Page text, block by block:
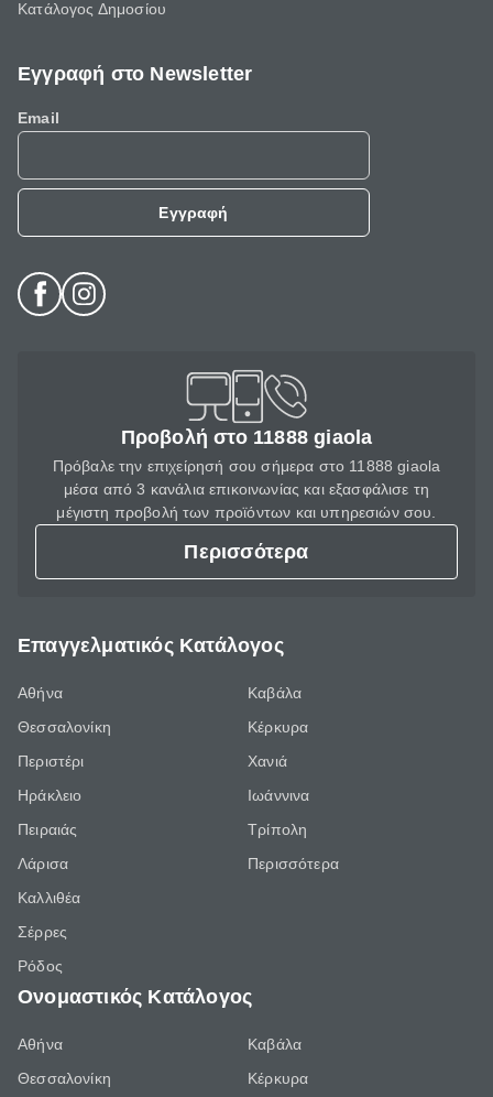
Κατάλογος Δημοσίου
Εγγραφή στο Newsletter
Email
Εγγραφή
Προβολή στο 11888 giaola
Πρόβαλε την επιχείρησή σου σήμερα στο 11888 giaola
μέσα από 3 κανάλια επικοινωνίας και εξασφάλισε τη
μέγιστη προβολή των προϊόντων και υπηρεσιών σου.
Περισσότερα
Επαγγελματικός Κατάλογος
Αθήνα
Θεσσαλονίκη
Περιστέρι
Ηράκλειο
Πειραιάς
Λάρισα
Καλλιθέα
Σέρρες
Ρόδος
Καβάλα
Κέρκυρα
Χανιά
Ιωάννινα
Τρίπολη
Περισσότερα
Ονομαστικός Κατάλογος
Αθήνα
Θεσσαλονίκη
Καβάλα
Κέρκυρα